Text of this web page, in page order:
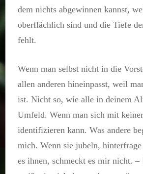
dem nichts abgewinnen kannst,
oberflächlich sind und die Tiefe
fehlt.
Wenn man selbst nicht in die
allen anderen hineinpasst, weil
ist. Nicht so, wie alle in deinem
Umfeld. Wenn man sich mit
identifizieren kann. Was andere
mich. Wenn sie jubeln,
es ihnen, schmeckt es mir nicht.